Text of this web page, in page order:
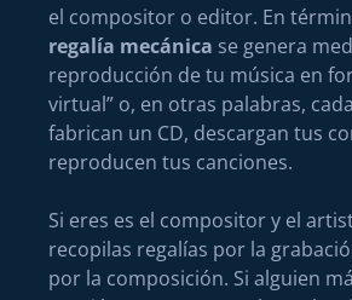
el compositor o editor. En
regalía mecánica se genera
reproducción de tu música en
virtual” o, en otras palabras,
fabrican un CD, descargan tus
reproducen tus canciones.
Si eres es el compositor y el
recopilas regalías por la
por la composición. Si alguien